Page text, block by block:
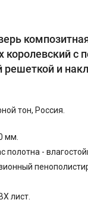
королевский с
решеткой и
тон, Россия.
мм.
полотна -
лист.